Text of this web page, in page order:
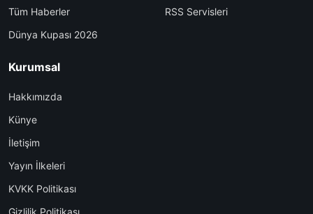
Tüm Haberler
Dünya Kupası 2026
RSS Servisleri
Kurumsal
Hakkımızda
Künye
İletişim
Yayın İlkeleri
KVKK Politikası
Gizlilik Politikası